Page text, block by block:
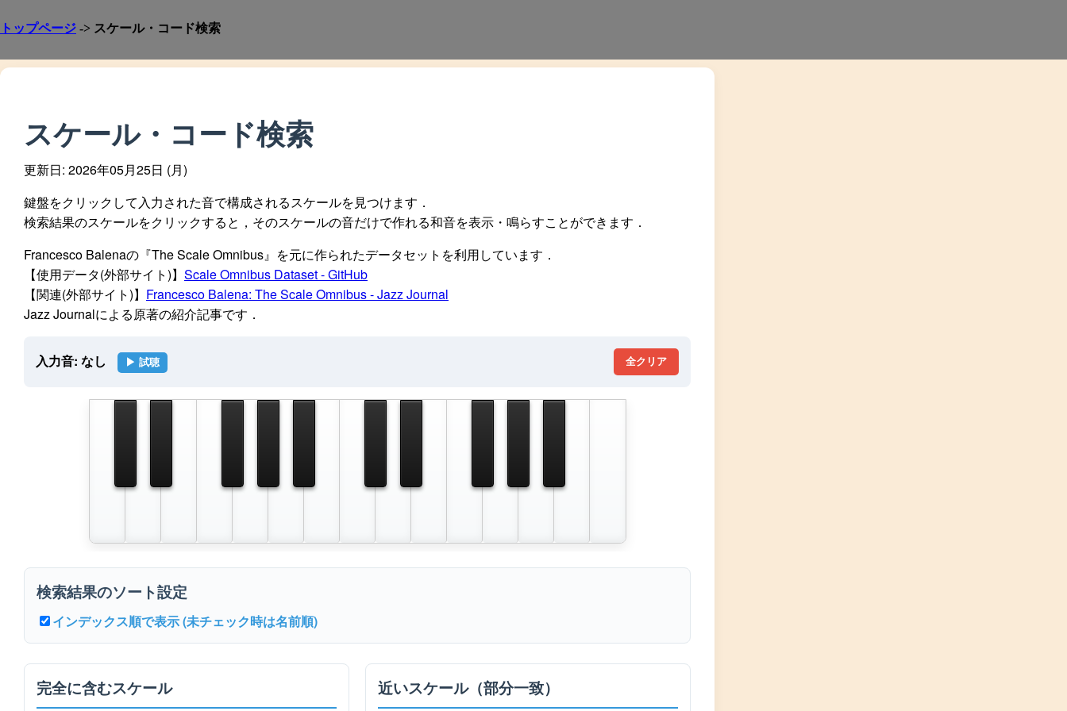
トップページ -> スケール・コード検索
スケール・コード検索
更新日: 2026年05月25日 (月)
鍵盤をクリックして入力された音で構成されるスケールを見つけます．
検索結果のスケールをクリックすると，そのスケールの音だけで作れる和音を表示・鳴らすことができます．
Francesco Balenaの『The Scale Omnibus』を元に作られたデータセットを利用しています．
【使用データ(外部サイト)】 Scale Omnibus Dataset - GitHub
【関連(外部サイト)】 Francesco Balena: The Scale Omnibus - Jazz Journal
Jazz Journalによる原著の紹介記事です．
入力音: なし ▶ 試聴 全クリア
検索結果のソート設定
インデックス順で表示 (未チェック時は名前順)
完全に含むスケール 近いスケール（部分一致）